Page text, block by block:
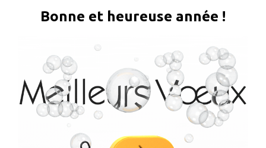
Bonne et heureuse année !